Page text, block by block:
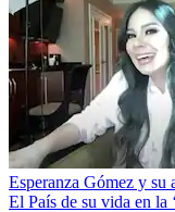
Esperanza Gómez y
El País de su vida en la